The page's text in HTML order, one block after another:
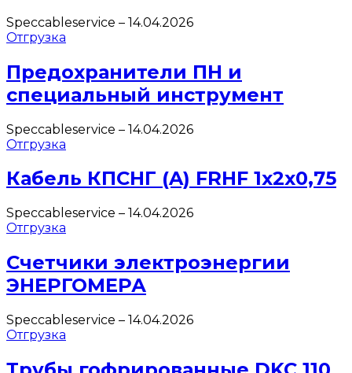
Speccableservice – 14.04.2026
Отгрузка
Предохранители ПН и
специальный инструмент
Speccableservice – 14.04.2026
Отгрузка
Кабель КПСНГ (A) FRHF 1х2х0,75
Speccableservice – 14.04.2026
Отгрузка
Счетчики электроэнергии
ЭНЕРГОМЕРА
Speccableservice – 14.04.2026
Отгрузка